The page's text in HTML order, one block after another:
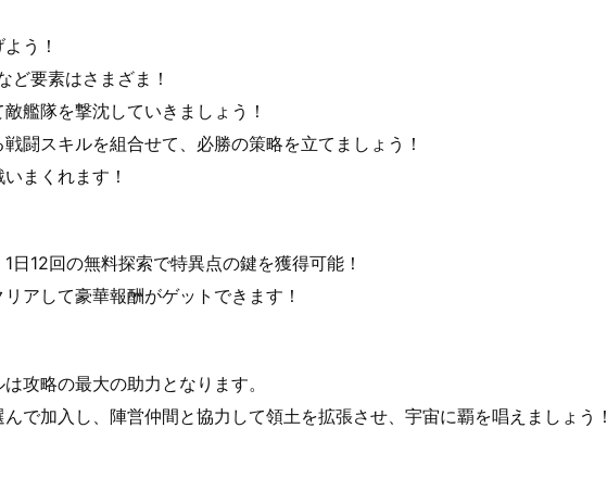
う！
ど要素はさまざま！
艦隊を撃沈していきましょう！
闘スキルを組合せて、必勝の策略を立てましょう！
まくれます！
日12回の無料探索で特異点の鍵を獲得可能！
アして豪華報酬がゲットできます！
攻略の最大の助力となります。
で加入し、陣営仲間と協力して領土を拡張させ、宇宙に覇を唱えましょう！